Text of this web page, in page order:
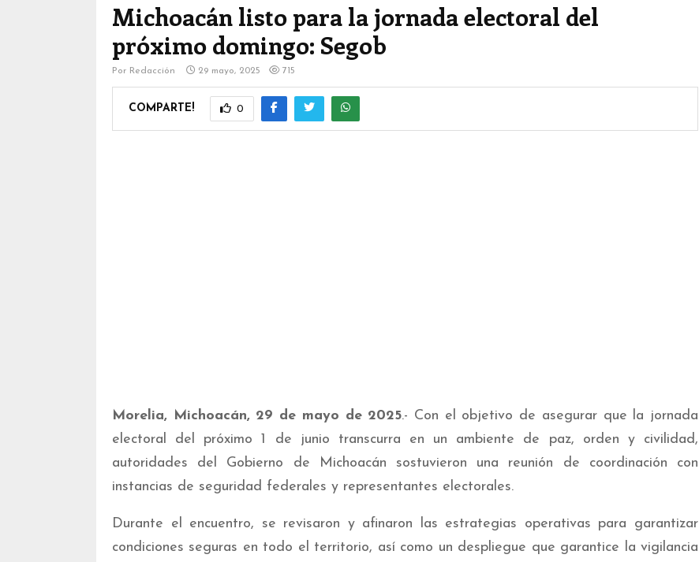
Michoacán listo para la jornada electoral del
próximo domingo: Segob
Por Redacción 29 mayo, 2025 715
COMPARTE! 0
Morelia, Michoacán, 29 de mayo de 2025.- Con el objetivo de asegurar que la jornada
electoral del próximo 1 de junio transcurra en un ambiente de paz, orden y civilidad,
autoridades del Gobierno de Michoacán sostuvieron una reunión de coordinación con
instancias de seguridad federales y representantes electorales.
Durante el encuentro, se revisaron y afinaron las estrategias operativas para garantizar
condiciones seguras en todo el territorio, así como un despliegue que garantice la vigilancia